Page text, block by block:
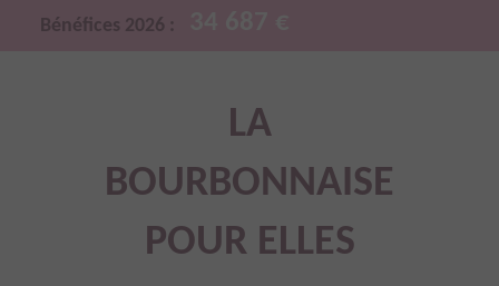
Bénéfices 2026 :
LA
BOURBONNAISE
POUR ELLES